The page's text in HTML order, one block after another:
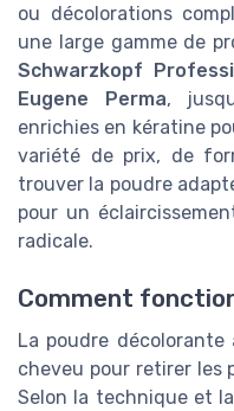
ou décolorations
une large gamme de
Schwarzkopf
Eugene Perma,
enrichies en kératine
variété de prix, de
trouver la poudre
pour un
radicale.
Comment
La poudre
cheveu pour retirer les
Selon la technique et